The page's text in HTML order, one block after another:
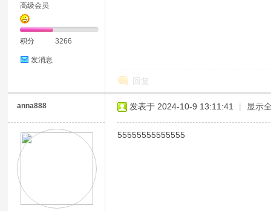
高级会员
积分 3266
发消息
回复
anna888 发表于 2024-10-9 13:11:41 | 显示
55555555555555